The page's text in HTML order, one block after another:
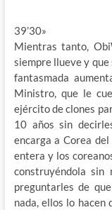
39’30»
Mientras tanto,
siempre llueve y que
fantasmada
Ministro, que le
ejército de clones
10 años sin
encarga a Corea
entera y los
construyéndola
preguntarles de
nada, ellos lo